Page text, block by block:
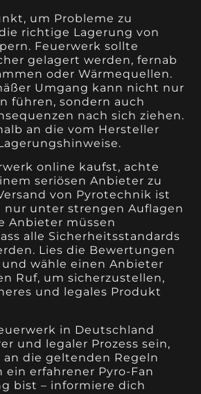
um Probleme zu
richtige Lagerung von
Feuerwerk sollte
gelagert werden, fernab
oder Wärmequellen.
Umgang kann nicht nur
führen, sondern auch
nach sich ziehen.
an die vom Hersteller
online kaufst, achte
seriösen Anbieter zu
von Pyrotechnik ist
nur unter strengen Auflagen
Anbieter müssen
alle Sicherheitsstandards
Lies die Bewertungen
und wähle einen Anbieter
Ruf, um sicherzustellen,
und legales Produkt
in Deutschland
und legaler Prozess sein,
an die geltenden Regeln
ein erfahrener Pyro-Fan
bist – informiere dich